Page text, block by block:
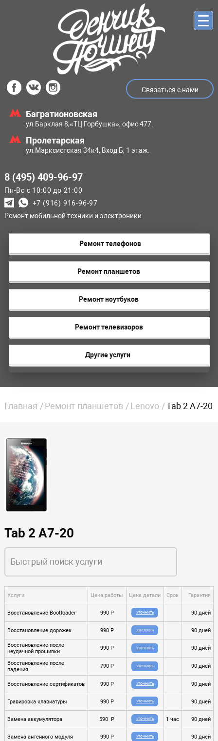
Связаться с нами
Багратионовская
ул.Барклая 8,«ТЦ Горбушка», офис 477.
Пролетарская
ул.Марксистская 34к4, Вход Б, 1 этаж.
8 (495) 409-96-97
Пн-Вс с 10:00 до 21:00
+7 (916) 916-96-97
Ремонт мобильной техники и электроники
Ремонт телефонов
Ремонт планшетов
Ремонт ноутбуков
Ремонт телевизоров
Другие услуги
Главная Ремонт планшетов Lenovo Tab 2 A7-20
Tab 2 A7-20
Услуги Цена работы Цена детали Срок Гарантия
Восстановление Bootloader 990 P УТОЧНИТЬ 90 дней
Восстановление дорожек 990 P УТОЧНИТЬ 90 дней
Восстановление после
неудачной прошивки
990 P УТОЧНИТЬ 90 дней
Восстановление после
падения
790 P УТОЧНИТЬ 90 дней
Восстановление сертификатов 990 P УТОЧНИТЬ 90 дней
Гравировка клавиатуры 990 P УТОЧНИТЬ 90 дней
Замена аккумулятора 590 P УТОЧНИТЬ 1 час 90 дней
Замена антенного модуля 990 P УТОЧНИТЬ 90 дней